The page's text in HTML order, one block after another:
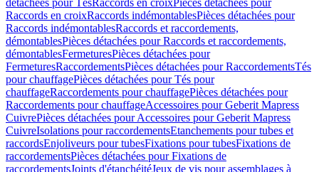
détachées pour TésRaccords en croixPièces détachées pour
Raccords en croixRaccords indémontablesPièces détachées pour
Raccords indémontablesRaccords et raccordements,
démontablesPièces détachées pour Raccords et raccordements,
démontablesFermeturesPièces détachées pour
FermeturesRaccordementsPièces détachées pour RaccordementsTés
pour chauffagePièces détachées pour Tés pour
chauffageRaccordements pour chauffagePièces détachées pour
Raccordements pour chauffageAccessoires pour Geberit Mapress
CuivrePièces détachées pour Accessoires pour Geberit Mapress
CuivreIsolations pour raccordementsEtanchements pour tubes et
raccordsEnjoliveurs pour tubesFixations pour tubesFixations de
raccordementsPièces détachées pour Fixations de
raccordementsJoints d'étanchéitéJeux de vis pour assemblages à